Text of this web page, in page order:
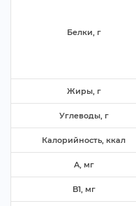
Белки,
Жиры,
Углеводы,
Калорийность, ккал
A, м
B1, м